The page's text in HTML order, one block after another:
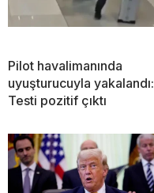
Pilot havalimanında
uyuşturucuyla yakalandı:
Testi pozitif çıktı